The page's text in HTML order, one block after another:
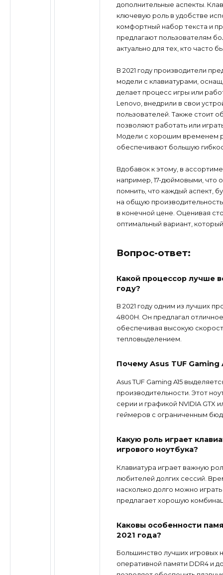
дополнительные аспекты.
ключевую роль в удобстве
комфортный набор текста и
предлагают пользователям
актуально для тех, кто часто
В 2021 году производители
модели с клавиатурами,
делает процесс игры или
Lenovo, внедрили в свои
пользователей. Также стоит
позволяют работать или
Модели с хорошим временем
обеспечивают большую
Вдобавок к этому, в
например, 17-дюймовыми, что
помнить, что каждый аспект,
на общую
в конечной цене. Оценивая
оптимальный вариант,
Вопрос-ответ:
Какой процессор лучше
году?
В 2021 году одним из лучших
4800H. Он предлагал
обеспечивая высокую
тепловыделением.
Почему Asus TUF Gaming
Asus TUF Gaming A15
производительности. Этот
серии и графикой NVIDIA GTX
геймеров с ограниченным
Какую роль играет
игрового ноутбука?
Клавиатура играет важную
любителей долгих сессий.
насколько долго можно играть
предлагает хорошую
Каковы особенности
2021 года?
Большинство лучших игровых
оперативной памяти DDR4 и